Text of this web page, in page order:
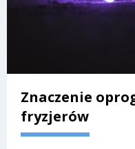
Znaczenie
fryzjerów